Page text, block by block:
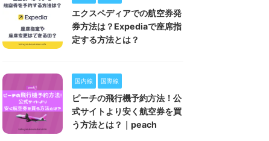
エクスペディアでの航空券発
券方法は？Expediaで座席指
定する方法とは？
国内線 国際線
ピーチの飛行機予約方法！公
式サイトより安く航空券を買
う方法とは？｜peach